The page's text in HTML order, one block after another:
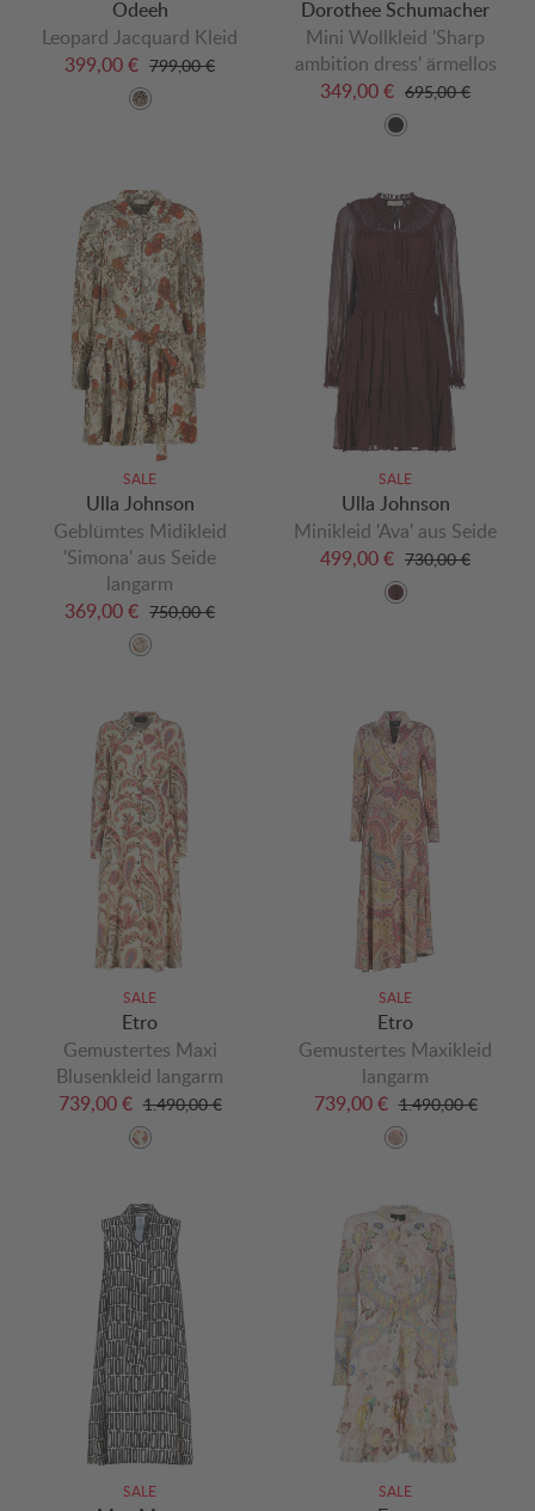
Odeeh
Leopard Jacquard Kleid
399,00 € 799,00 €
Dorothee Schumacher
Mini Wollkleid 'Sharp
ambition dress' ärmellos
349,00 € 695,00 €
SALE
Ulla Johnson
Geblümtes Midikleid
'Simona' aus Seide
langarm
369,00 € 750,00 €
SALE
Ulla Johnson
Minikleid 'Ava' aus Seide
499,00 € 730,00 €
SALE
Etro
Gemustertes Maxi
Blusenkleid langarm
739,00 € 1.490,00 €
SALE
Etro
Gemustertes Maxikleid
langarm
739,00 € 1.490,00 €
SALE SALE